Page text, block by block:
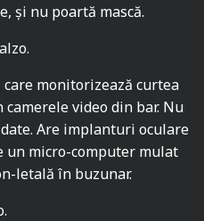
și nu poartă mască.
monitorizează curtea
video din bar. Nu
Are implanturi oculare
un micro-computer mulat
letală în buzunar.